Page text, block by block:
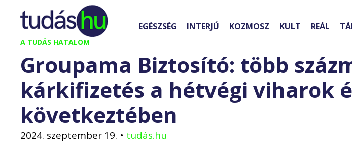
Kilépés
tartalomba
A TUDÁS HATALOM
EGÉSZSÉG INTERJÚ KOZMOSZ KULT REÁL
Groupama Biztosító: több
kárkifizetés a hétvégi viharok
következtében
2024. szeptember 19. • tudás.hu